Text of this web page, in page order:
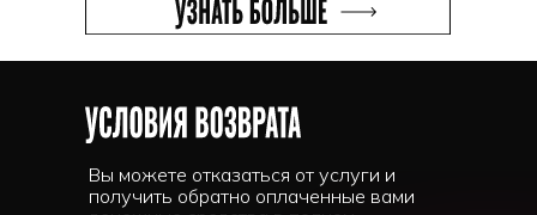
Вы можете отказаться от услуги и
получить обратно оплаченные вами